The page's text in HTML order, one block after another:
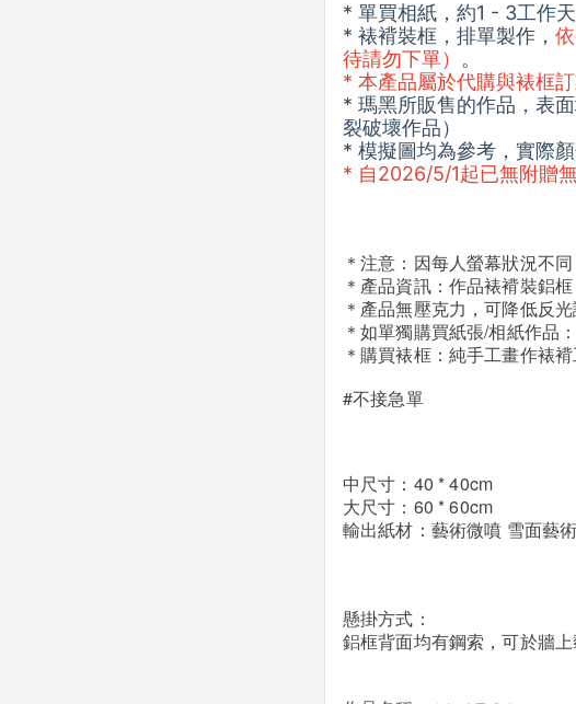
* 單買相紙，約1 - 3工作
* 裱褙裝框，排單製作，
待請勿下單） 。
* 本產品屬於代購與裱框
* 瑪黑所販售的作品，表
裂破壞作品）
* 模擬圖均為參考，實際
* 自2026/5/1起已無附贈
＊注意：因每人螢幕狀況不
＊產品資訊：作品裱褙裝鋁框
＊產品無壓克力，可降低反光
＊如單獨購買紙張/相紙作品
＊購買裱框：純手工畫作裱
#不接急單
中尺寸：40 * 40cm
大尺寸：60 * 60cm
輸出紙材：藝術微噴 雪面藝
懸掛方式：
鋁框背面均有鋼索，可於牆